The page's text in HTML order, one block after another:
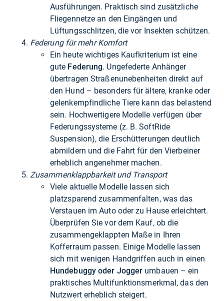
Ausführungen. Praktisch sind zusätzliche
Fliegennetze an den Eingängen und
Lüftungsschlitzen, die vor Insekten schützen.
Federung für mehr Komfort
Ein heute wichtiges Kaufkriterium ist eine
gute Federung. Ungefederte Anhänger
übertragen Straßenunebenheiten direkt auf
den Hund – besonders für ältere, kranke oder
gelenkempfindliche Tiere kann das belastend
sein. Hochwertigere Modelle verfügen über
Federungssysteme (z. B. SoftRide
Suspension), die Erschütterungen deutlich
abmildern und die Fahrt für den Vierbeiner
erheblich angenehmer machen.
Zusammenklappbarkeit und Transport
Viele aktuelle Modelle lassen sich
platzsparend zusammenfalten, was das
Verstauen im Auto oder zu Hause erleichtert.
Überprüfen Sie vor dem Kauf, ob die
zusammengeklappten Maße in Ihren
Kofferraum passen. Einige Modelle lassen
sich mit wenigen Handgriffen auch in einen
Hundebuggy oder Jogger umbauen – ein
praktisches Multifunktionsmerkmal, das den
Nutzwert erheblich steigert.